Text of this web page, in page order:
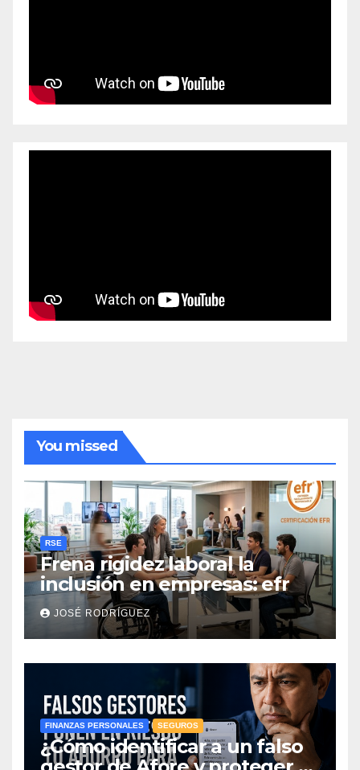
You missed
RSE
Frena rigidez laboral la
inclusión en empresas: efr
JOSÉ RODRÍGUEZ
FINANZAS PERSONALES SEGUROS
¿Cómo identificar a un falso